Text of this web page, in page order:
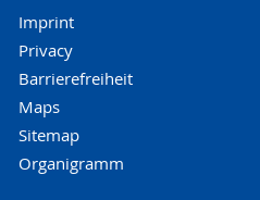
Imprint
Privacy
Barrierefreiheit
Maps
Sitemap
Organigramm